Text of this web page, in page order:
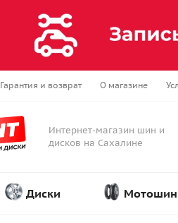
Гарантия и возврат О магазине
Интернет-магазин шин и
дисков на Сахалине
Диски